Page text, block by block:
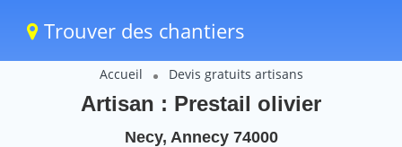
Trouver des chantiers
Accueil Devis gratuits artisans
Artisan : Prestail olivier
Necy, Annecy 74000